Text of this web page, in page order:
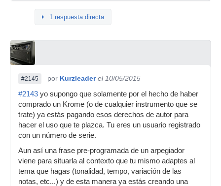
1 respuesta directa
#2145 por Kurzleader el 10/05/2015
#2143 yo supongo que solamente por el hecho de haber
comprado un Krome (o de cualquier instrumento que se
trate) ya estás pagando esos derechos de autor para
hacer el uso que te plazca. Tu eres un usuario registrado
con un número de serie.
Aun así una frase pre-programada de un arpegiador
viene para situarla al contexto que tu mismo adaptes al
tema que hagas (tonalidad, tempo, variación de las
notas, etc...) y de esta manera ya estás creando una